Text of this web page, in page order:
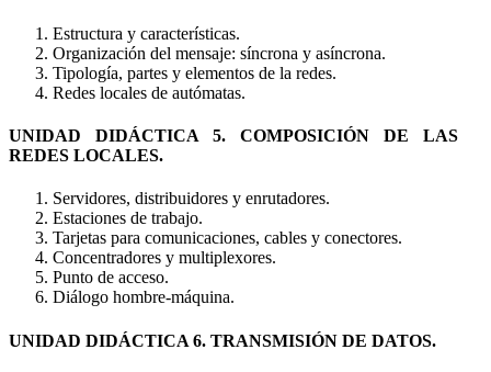
Estructura y características.
Organización del mensaje: síncrona y asíncrona.
Tipología, partes y elementos de la redes.
Redes locales de autómatas.
UNIDAD DIDÁCTICA 5. COMPOSICIÓN DE LAS
REDES LOCALES.
Servidores, distribuidores y enrutadores.
Estaciones de trabajo.
Tarjetas para comunicaciones, cables y conectores.
Concentradores y multiplexores.
Punto de acceso.
Diálogo hombre-máquina.
UNIDAD DIDÁCTICA 6. TRANSMISIÓN DE DATOS.